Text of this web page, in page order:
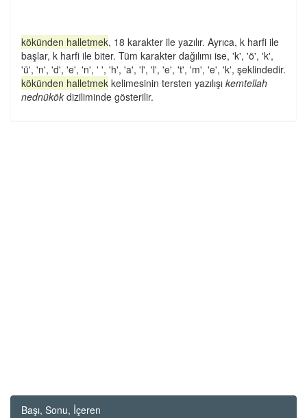
kökünden halletmek, 18 karakter ile yazılır. Ayrıca, k harfi ile
başlar, k harfi ile biter. Tüm karakter dağılımı ise, 'k', 'ö', 'k',
'ü', 'n', 'd', 'e', 'n', ' ', 'h', 'a', 'l', 'l', 'e', 't', 'm', 'e', 'k', şeklindedir.
kökünden halletmek kelimesinin tersten yazılışı kemtellah
nednükök diziliminde gösterilir.
Başı, Sonu, İçeren